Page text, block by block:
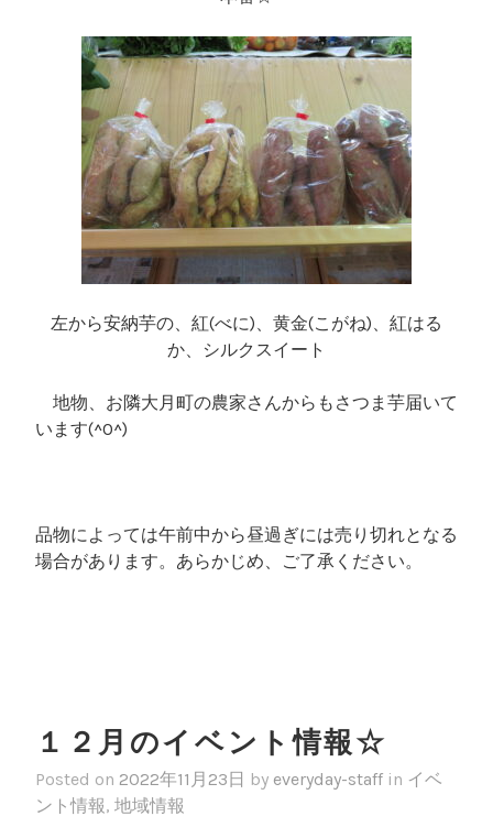
左から安納芋の、紅(べに)、黄金(こがね)、紅はる
か、シルクスイート
地物、お隣大月町の農家さんからもさつま芋届いて
います(^O^)
品物によっては午前中から昼過ぎには売り切れとなる
場合があります。あらかじめ、ご了承ください。
１２月のイベント情報☆
Posted on 2022年11月23日 by everyday-staff in イベ
ント情報, 地域情報